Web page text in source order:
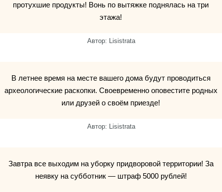
протухшие продукты! Вонь по вытяжке поднялась на три
этажа!
Автор: Lisistrata
В летнее время на месте вашего дома будут проводиться
археологические раскопки. Своевременно оповестите родных
или друзей о своём приезде!
Автор: Lisistrata
Завтра все выходим на уборку придворовой территории! За
неявку на субботник — штраф 5000 рублей!